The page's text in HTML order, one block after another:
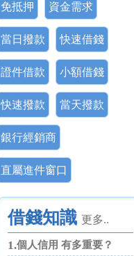
免抵押 資金需求
當日撥款 快速借錢
證件借款 小額借錢
快速撥款 當天撥款
銀行經銷商
直屬進件窗口
借錢知識 更多..
1.個人信用 有多重要？